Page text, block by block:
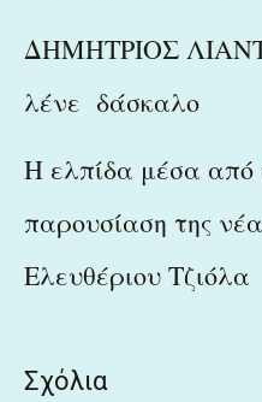
ΔΗΜΗΤΡΙΟΣ
λένε δάσκαλο
Η ελπίδα μέσα από
παρουσίαση της
Ελευθέριου Τζιόλα
Σχόλια